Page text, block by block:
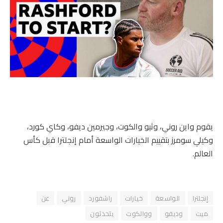
يقوم واين روني، وثيو والكوت، وجيرمين ديفو، وكاي كورد،
وكيلي سومرز بتقييم الخيارات الواسعة أمام إنجلترا قبل كأس
العالم.
إنجلترا الواسعة خيارات راشفورد روني
عن
ميت
وديفو ووالكوت يتحدثون